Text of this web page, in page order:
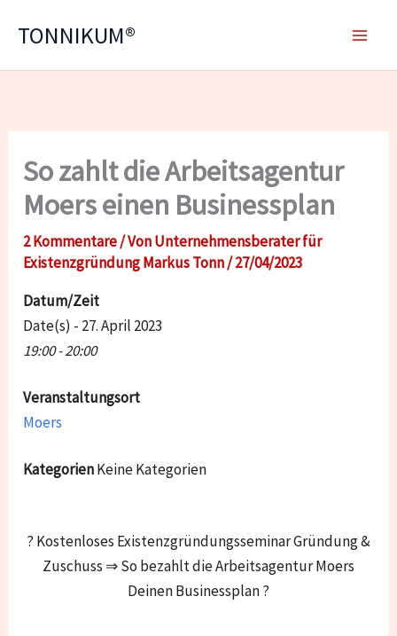
InhaltTONNIKUM®
So zahlt die Arbeitsagentur
Moers einen Businessplan
2 Kommentare/ VonUnternehmensberater für
Existenzgründung Markus Tonn/27/04/2023
Datum/Zeit
Date(s) - 27. April 2023
19:00 - 20:00
Veranstaltungsort
Moers
KategorienKeine Kategorien
? Kostenloses Existenzgründungsseminar Gründung &
Zuschuss ⇒ So bezahlt die Arbeitsagentur Moers
Deinen Businessplan ?